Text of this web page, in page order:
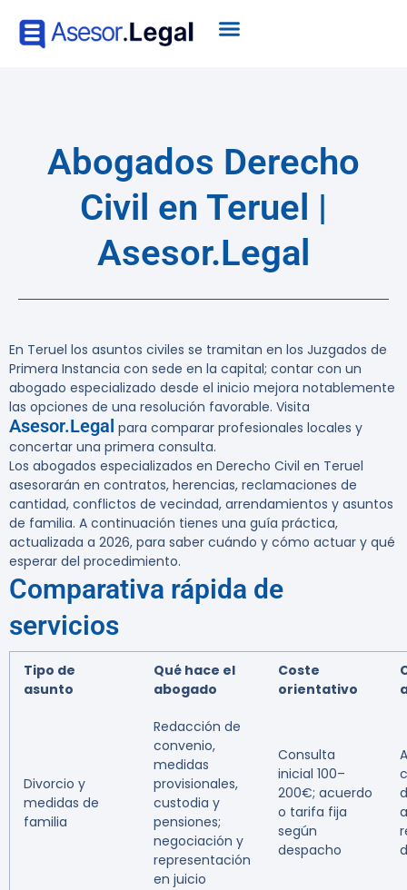
Abogados Derecho
Civil en Teruel |
Asesor.Legal
En Teruel los asuntos civiles se tramitan en los Juzgados de
Primera Instancia con sede en la capital; contar con un
abogado especializado desde el inicio mejora notablemente
las opciones de una resolución favorable. Visita
Asesor.Legal para comparar profesionales locales y
concertar una primera consulta.
Los abogados especializados en Derecho Civil en Teruel
asesorarán en contratos, herencias, reclamaciones de
cantidad, conflictos de vecindad, arrendamientos y asuntos
de familia. A continuación tienes una guía práctica,
actualizada a 2026, para saber cuándo y cómo actuar y qué
esperar del procedimiento.
Comparativa rápida de
servicios
Tipo de
asunto
Qué hace el
abogado
Coste
orientativo
Divorcio y
medidas de
familia
Redacción de
convenio,
medidas
provisionales,
custodia y
pensiones;
negociación y
representación
en juicio
Consulta
inicial 100–
200€; acuerdo
o tarifa fija
según
despacho